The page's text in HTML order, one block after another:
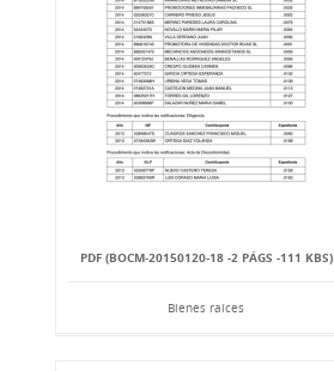
PDF (BOCM-20150120-18 -2 PÁGS -111 KBS)
Bienes raíces